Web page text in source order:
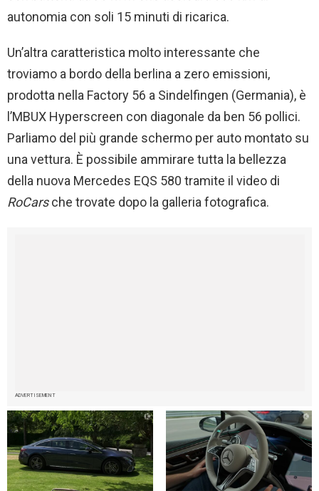
autonomia con soli 15 minuti di ricarica.
Un’altra caratteristica molto interessante che
troviamo a bordo della berlina a zero emissioni,
prodotta nella Factory 56 a Sindelfingen (Germania), è
l’MBUX Hyperscreen con diagonale da ben 56 pollici.
Parliamo del più grande schermo per auto montato su
una vettura. È possibile ammirare tutta la bellezza
della nuova Mercedes EQS 580 tramite il video di
RoCarsche trovate dopo la galleria fotografica.
ADVERTISEMENT